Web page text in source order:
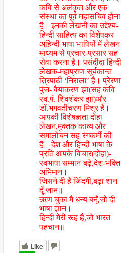
कवि से अलंकृत और एक
संस्था का पूर्व महासचिव होना
है। इनकी लेखनी का उद्देश्य-
हिन्दी साहित्य का विशेषकर
अहिन्दी भाषा भाषियों में लेखन
माध्यम से प्रचार-प्रसार सह
सेवा करना है। पसंदीदा हिन्दी
लेखक-महाप्राण सूर्यकान्त
त्रिपाठी ‘निराला’ है। प्रेरणा
पुंज- वैयाकरण झा(सह कवि
स्व.पं. शिवशंकर झा)और
डॉ.भगवतीचरण मिश्र है।
आपकी विशेषज्ञता दोहा
लेखन,मुक्तक काव्य और
समालोचन सह रंगकर्मी की
है। देश और हिन्दी भाषा के
प्रति आपके विचार(दोहा)-
स्वभाषा सम्मान बढ़े,देश-भक्ति
अभिमान।
जिसने दी है जिंदगी,बढ़ा शान
दूँ जान॥
ऋण चुका मैं धन्य बनूँ,जो दी
भाषा ज्ञान।
हिन्दी मेरी रूह है,जो भारत
पहचान॥
Like